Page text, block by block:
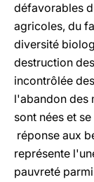
défavorables
agricoles, du
diversité
destruction
incontrôlée
l'abandon des
sont nées et
réponse aux
représente
pauvreté